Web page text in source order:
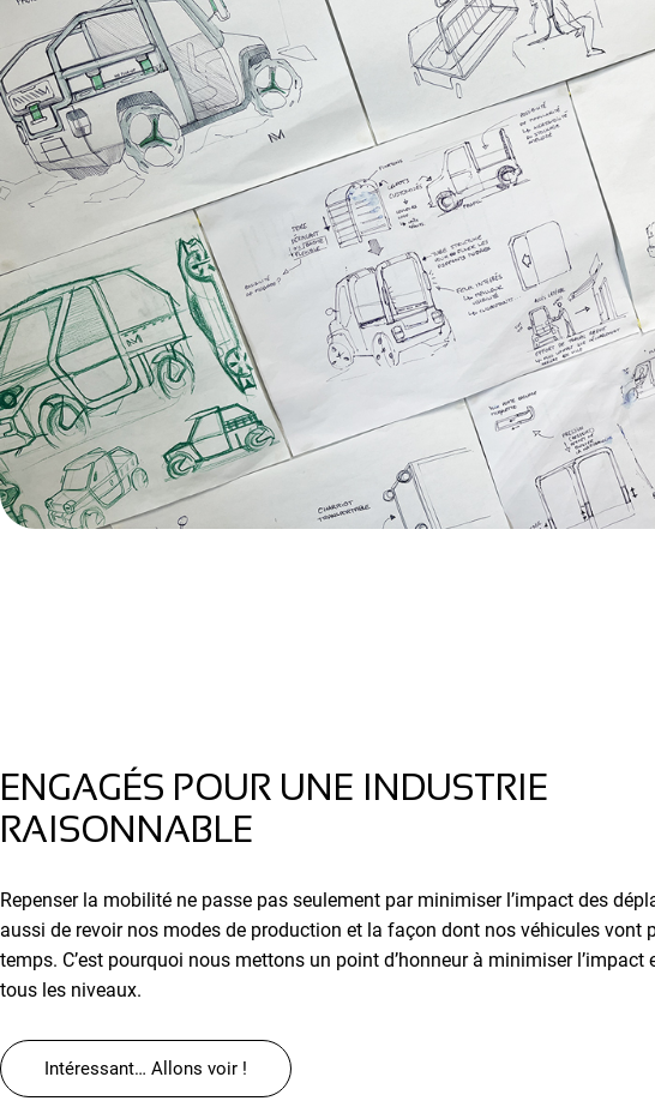
ENGAGÉS POUR UNE INDUSTRIE
RAISONNABLE
Repenser la mobilité ne passe pas seulement par minimiser l’impact des
aussi de revoir nos modes de production et la façon dont nos véhicules vont
temps. C’est pourquoi nous mettons un point d’honneur à minimiser l’impact
tous les niveaux.
Intéressant… Allons voir !